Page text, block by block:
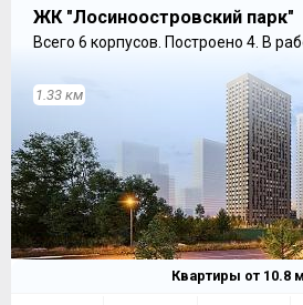
ЖК "Лосиноостровский парк"
Всего 6 корпусов. Построено 4. В
1.33 км
Квартиры от 10.8